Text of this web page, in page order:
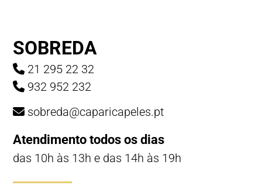
SOBREDA
21 295 22 32
932 952 232
sobreda@caparicapeles.pt
Atendimento todos os dias
das 10h às 13h e das 14h às 19h